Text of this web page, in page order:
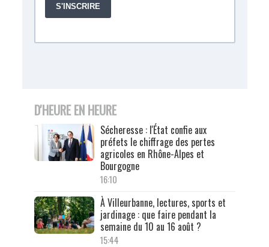
D'HEURE EN HEURE
Sécheresse : l'État confie aux
préfets le chiffrage des pertes
agricoles en Rhône-Alpes et
Bourgogne
16:10
À Villeurbanne, lectures, sports et
jardinage : que faire pendant la
semaine du 10 au 16 août ?
15:44